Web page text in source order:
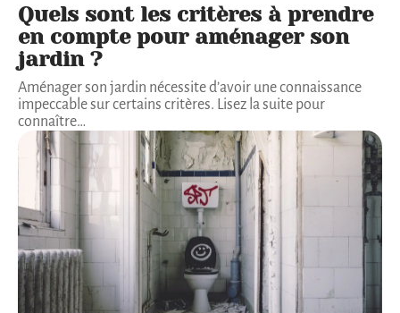
Quels sont les critères à prendre
en compte pour aménager son
jardin ?
Aménager son jardin nécessite d’avoir une connaissance
impeccable sur certains critères. Lisez la suite pour
connaître…